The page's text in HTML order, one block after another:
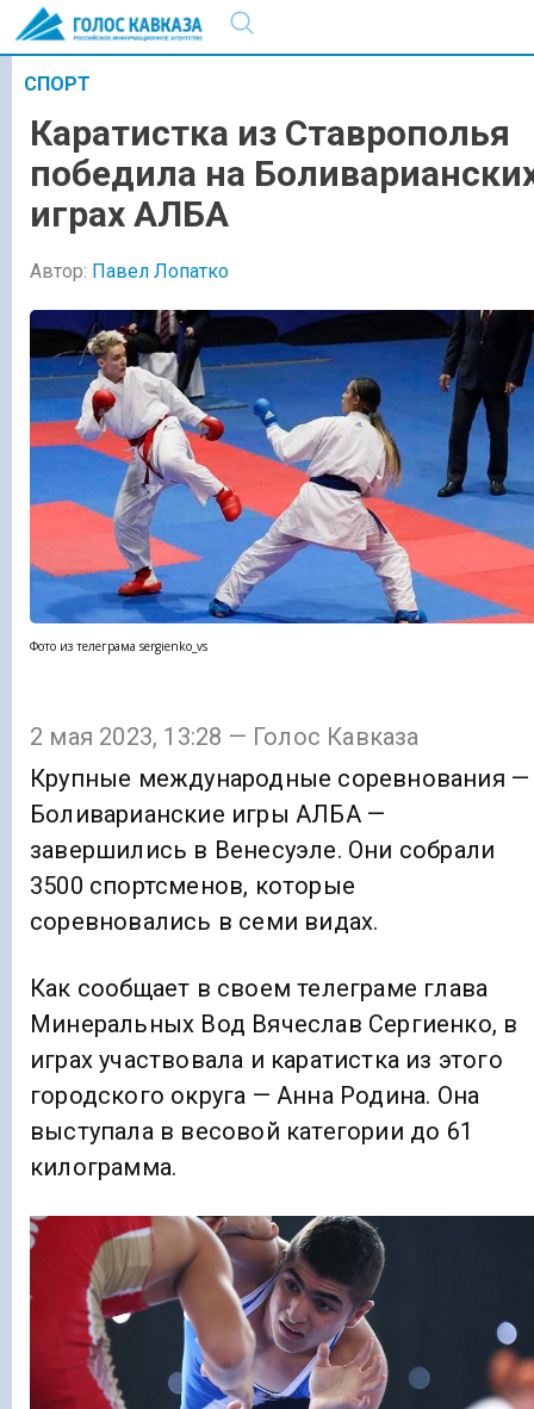
СПОРТ
Каратистка из Ставрополья
победила на
играх АЛБА
Автор: Павел Лопатко
Фото из телеграма sergienko_vs
2 мая 2023, 13:28 — Голос Кавказа
Крупные международные соревнования —
Боливарианские игры АЛБА —
завершились в Венесуэле. Они собрали
3500 спортсменов, которые
соревновались в семи видах.
Как сообщает в своем телеграме глава
Минеральных Вод Вячеслав Сергиенко, в
играх участвовала и каратистка из этого
городского округа — Анна Родина. Она
выступала в весовой категории до 61
килограмма.